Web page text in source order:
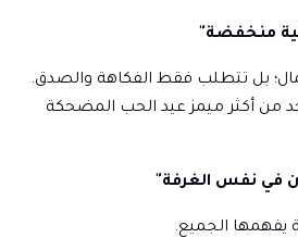
بل تتطلب فقط الفكاهة والصدق.
من أكثر ميمز عيد الحب المضحكة
يفهمها الجميع.